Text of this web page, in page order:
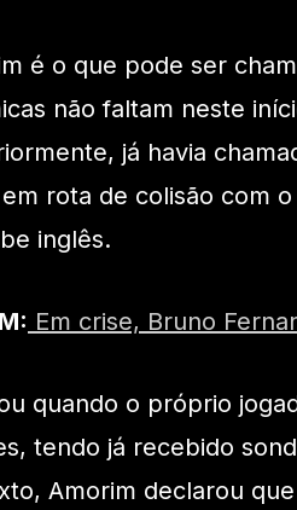
é o que pode ser
não faltam neste
já havia
rota de colisão com
inglês.
Em crise, Bruno
quando o próprio
tendo já recebido
Amorim declarou